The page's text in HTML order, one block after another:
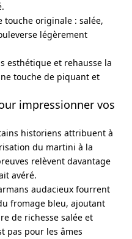
touche originale : salée,
légèrement
esthétique et rehausse la
touche de piquant et
impressionner vos
historiens attribuent à
du martini à la
relèvent davantage
avéré.
audacieux fourrent
fromage bleu, ajoutant
de richesse salée et
pas pour les âmes